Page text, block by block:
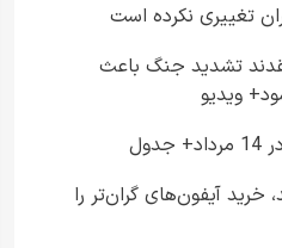
تغییری نکرده است
تشدید جنگ باعث
ویدیو
خرید آیفون‌های گران‌تر را